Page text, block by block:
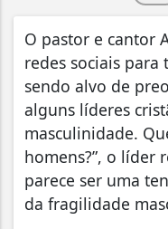
O pastor e cantor
redes sociais
sendo alvo de
alguns líderes
masculinidade.
homens?”, o líder
parece ser uma
da fragilidade